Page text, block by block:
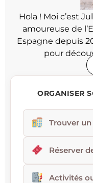
Hola ! Moi c’est
amoureuse de
Espagne depuis
pour
ORGANISER
Trouver
Réserver
Activités